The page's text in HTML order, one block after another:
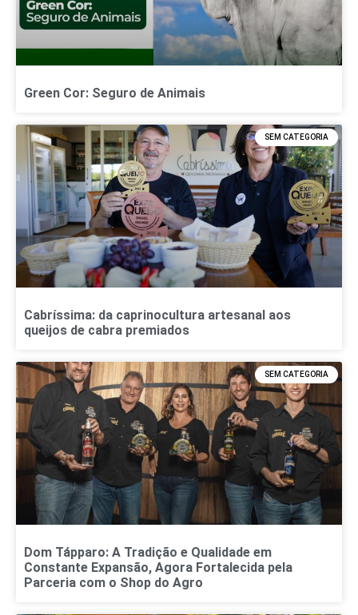
Green Cor: Seguro de Animais
SEM CATEGORIA
Cabríssima: da caprinocultura artesanal aos
queijos de cabra premiados
SEM CATEGORIA
Dom Tápparo: A Tradição e Qualidade em
Constante Expansão, Agora Fortalecida pela
Parceria com o Shop do Agro